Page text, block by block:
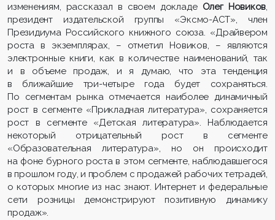
изменениям, рассказал в своем докладе Олег Новиков,
президент издательской группы «Эксмо-АСТ», член
Президиума Российского книжного союза. «Драйвером
роста в экземплярах, – отметил Новиков, – являются
электронные книги, как в количестве наименований, так
и в объеме продаж, и я думаю, что эта тенденция
в ближайшие три-четыре года будет сохраняться.
По сегментам рынка отмечается наиболее динамичный
рост в сегменте «Прикладная литература», сохраняется
рост в сегменте «Детская литература». Наблюдается
некоторый отрицательный рост в сегменте
«Образовательная литература», но он происходит
на фоне бурного роста в этом сегменте, наблюдавшегося
в прошлом году, и проблем с продажей рабочих тетрадей,
о которых многие из нас знают. Интернет и федеральные
сети розницы демонстрируют позитивную динамику
продаж».